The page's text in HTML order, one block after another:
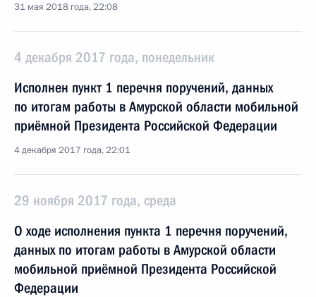
31 мая 2018 года, 22:08
4 декабря 2017 года, понедельник
Исполнен пункт 1 перечня поручений, данных
по итогам работы в Амурской области мобильной
приёмной Президента Российской Федерации
4 декабря 2017 года, 22:01
29 ноября 2017 года, среда
О ходе исполнения пункта 1 перечня поручений,
данных по итогам работы в Амурской области
мобильной приёмной Президента Российской
Федерации